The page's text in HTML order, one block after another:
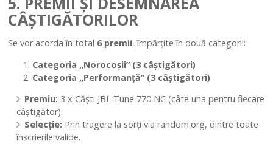
CÂȘTIGĂTORILOR
Se vor acorda în total 6 premii, împărțite în două categorii:
Categoria „Norocoșii” (3 câștigători)
Categoria „Performanță” (3 câștigători)
Premiu: 3 x Căști JBL Tune 770 NC (câte una pentru fiecare
câștigător).
Selecție: Prin tragere la sorți via random.org, dintre toate
înscrierile valide.